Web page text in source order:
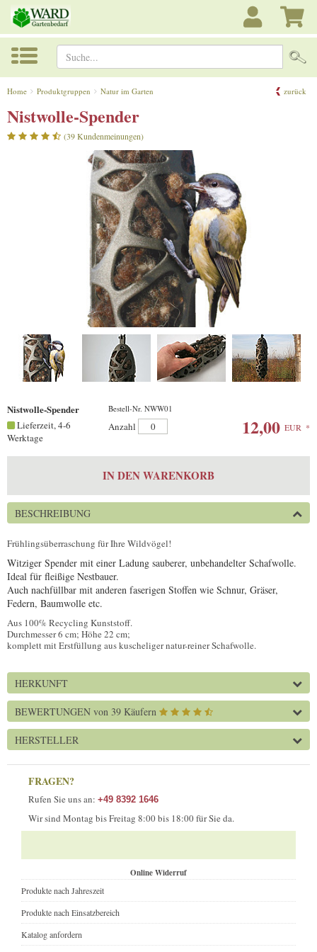
Suche...
Home Produktgruppen Natur im Garten zurück
Nistwolle-Spender
(39 Kundenmeinungen)
Nistwolle-Spender Bestell-Nr. NWW01
Lieferzeit, 4-6
Werktage
Anzahl 12,00 EUR *
IN DEN WARENKORB
BESCHREIBUNG
Frühlingsüberraschung für Ihre Wildvögel!
Witziger Spender mit einer Ladung sauberer, unbehandelter Schafwolle.
Ideal für fleißige Nestbauer.
Auch nachfüllbar mit anderen faserigen Stoffen wie Schnur, Gräser,
Federn, Baumwolle etc.
Aus 100% Recycling Kunststoff.
Durchmesser 6 cm; Höhe 22 cm;
komplett mit Erstfüllung aus kuscheliger natur-reiner Schafwolle.
HERKUNFT
BEWERTUNGEN von 39 Käufern
HERSTELLER
FRAGEN?
Rufen Sie uns an: +49 8392 1646
Wir sind Montag bis Freitag 8:00 bis 18:00 für Sie da.
Online Widerruf
Produkte nach Jahreszeit
Produkte nach Einsatzbereich
Katalog anfordern